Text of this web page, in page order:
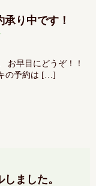
り中です！
お早目にどうぞ！！
の予約は […]
ました。